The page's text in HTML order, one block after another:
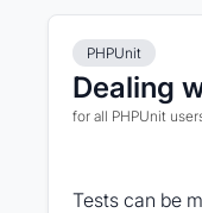
PHPUnit
Dealing
for all PHPUnit
Tests can be